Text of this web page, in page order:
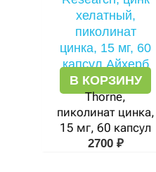
В КОРЗИНУ
Thorne,
пиколинат цинка,
15 мг, 60 капсул
2700 ₽